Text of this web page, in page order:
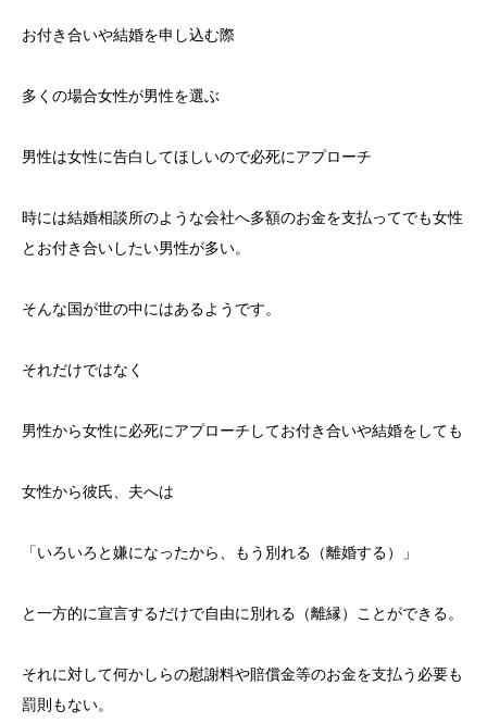
お付き合いや結婚を申し込む際
多くの場合女性が男性を選ぶ
男性は女性に告白してほしいので必死にアプローチ
時には結婚相談所のような会社へ多額のお金を支払ってでも女性
とお付き合いしたい男性が多い。
そんな国が世の中にはあるようです。
それだけではなく
男性から女性に必死にアプローチしてお付き合いや結婚をしても
女性から彼氏、夫へは
「いろいろと嫌になったから、もう別れる（離婚する）」
と一方的に宣言するだけで自由に別れる（離縁）ことができる。
それに対して何かしらの慰謝料や賠償金等のお金を支払う必要も
罰則もない。